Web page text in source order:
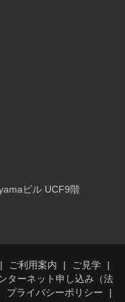
ビル UCF9階
ご利用案内
ご見学
ターネット申し込み（法
プライバシーポリシー